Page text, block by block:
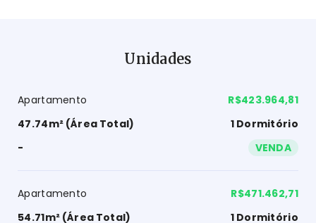
Unidades
Apartamento
47.74m² (Área Total)
1 Dormitório
-
R$423.964,81
VENDA
Apartamento
54.71m² (Área Total)
1 Dormitório
R$471.462,71